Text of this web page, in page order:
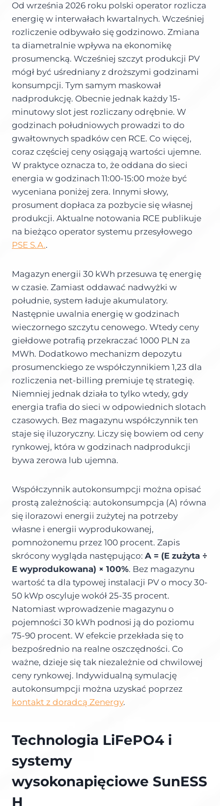
Od września 2026 roku polski operator rozlicza
energię w interwałach kwartalnych. Wcześniej
rozliczenie odbywało się godzinowo. Zmiana
ta diametralnie wpływa na ekonomikę
prosumencką. Wcześniej szczyt produkcji PV
mógł być uśredniany z droższymi godzinami
konsumpcji. Tym samym maskował
nadprodukcję. Obecnie jednak każdy 15-
minutowy slot jest rozliczany odrębnie. W
godzinach południowych prowadzi to do
gwałtownych spadków cen RCE. Co więcej,
coraz częściej ceny osiągają wartości ujemne.
W praktyce oznacza to, że oddana do sieci
energia w godzinach 11:00-15:00 może być
wyceniana poniżej zera. Innymi słowy,
prosument dopłaca za pozbycie się własnej
produkcji. Aktualne notowania RCE publikuje
na bieżąco operator systemu przesyłowego
PSE S.A..
Magazyn energii 30 kWh przesuwa tę energię
w czasie. Zamiast oddawać nadwyżki w
południe, system ładuje akumulatory.
Następnie uwalnia energię w godzinach
wieczornego szczytu cenowego. Wtedy ceny
giełdowe potrafią przekraczać 1000 PLN za
MWh. Dodatkowo mechanizm depozytu
prosumenckiego ze współczynnikiem 1,23 dla
rozliczenia net-billing premiuje tę strategię.
Niemniej jednak działa to tylko wtedy, gdy
energia trafia do sieci w odpowiednich slotach
czasowych. Bez magazynu współczynnik ten
staje się iluzoryczny. Liczy się bowiem od ceny
rynkowej, która w godzinach nadprodukcji
bywa zerowa lub ujemna.
Współczynnik autokonsumpcji można opisać
prostą zależnością: autokonsumpcja (A) równa
się ilorazowi energii zużytej na potrzeby
własne i energii wyprodukowanej,
pomnożonemu przez 100 procent. Zapis
skrócony wygląda następująco: A = (E zużyta ÷
E wyprodukowana) × 100%. Bez magazynu
wartość ta dla typowej instalacji PV o mocy 30-
50 kWp oscyluje wokół 25-35 procent.
Natomiast wprowadzenie magazynu o
pojemności 30 kWh podnosi ją do poziomu
75-90 procent. W efekcie przekłada się to
bezpośrednio na realne oszczędności. Co
ważne, dzieje się tak niezależnie od chwilowej
ceny rynkowej. Indywidualną symulację
autokonsumpcji można uzyskać poprzez
kontakt z doradcą Zenergy.
Technologia LiFePO4 i
systemy
wysokonapięciowe SunESS
H